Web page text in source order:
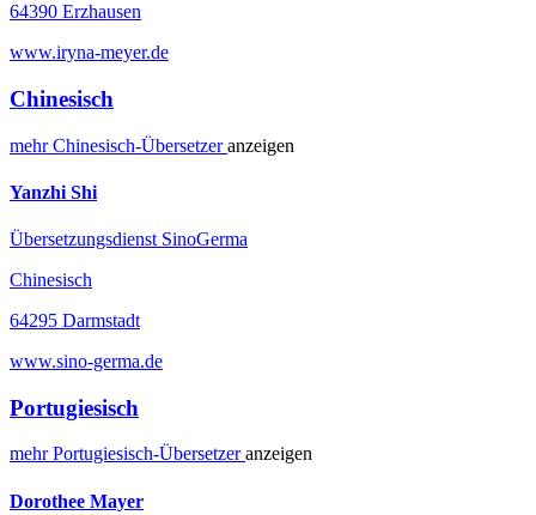
64390 Erzhausen
www.iryna-meyer.de
Chinesisch
mehrChinesisch-Übersetzeranzeigen
Yanzhi Shi
Übersetzungsdienst SinoGerma
Chinesisch
64295 Darmstadt
www.sino-germa.de
Portugiesisch
mehrPortugiesisch-Übersetzeranzeigen
Dorothee Mayer